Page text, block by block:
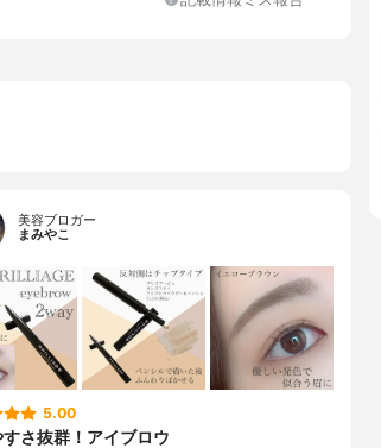
美容ブロガー
まみやこ
5.00
さ抜群！アイブロウ